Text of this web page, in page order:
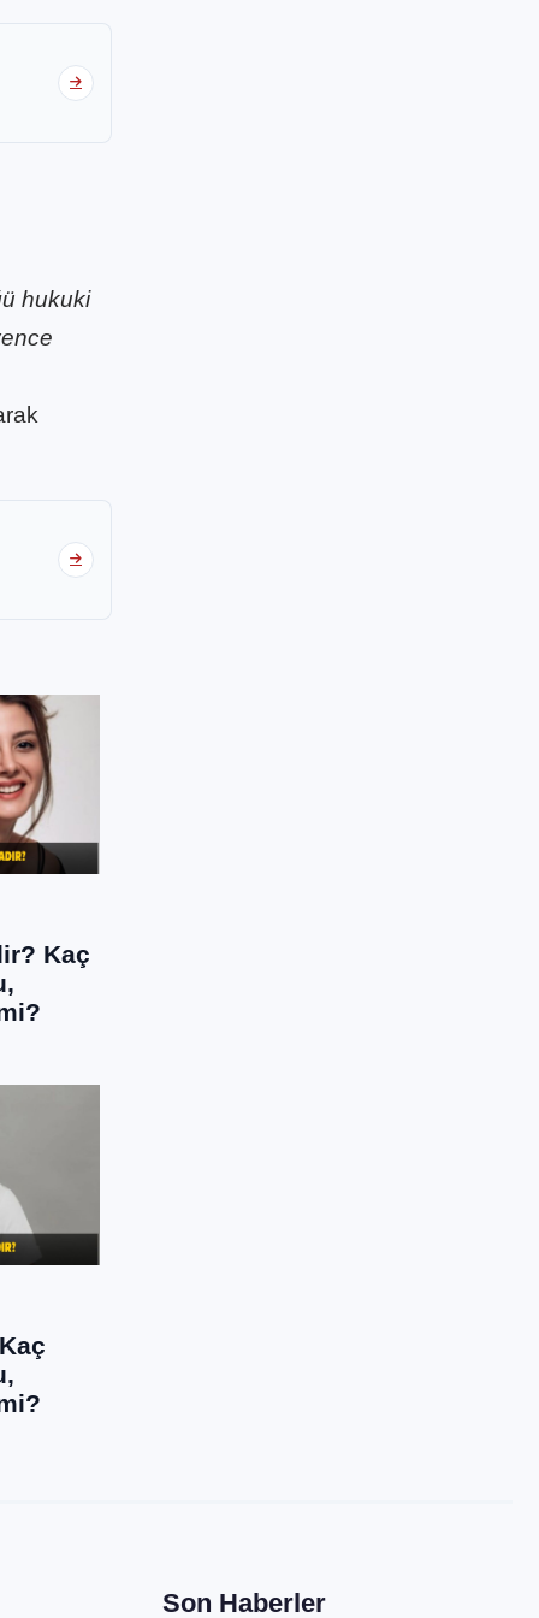
hukuki
Kaç
Son Haberler